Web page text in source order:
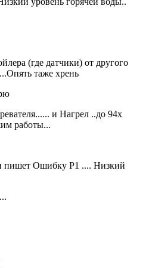
(где датчики) от другого
таже хрень
и Нагрел ..до 94х
работы...
пишет Ошибку Р1 .... Низкий